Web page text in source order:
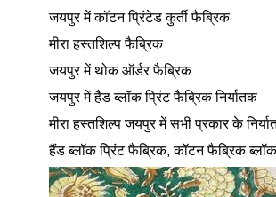
जयपुर में कॉटन प्रिंटेड कुर्ती फैब्रिक
मीरा हस्तशिल्प फैब्रिक
जयपुर में थोक ऑर्डर फैब्रिक
जयपुर में हैंड ब्लॉक प्रिंट फैब्रिक निर्यातक
मीरा हस्तशिल्प जयपुर में सभी प्रकार के
हैंड ब्लॉक प्रिंट फैब्रिक, कॉटन फैब्रिक